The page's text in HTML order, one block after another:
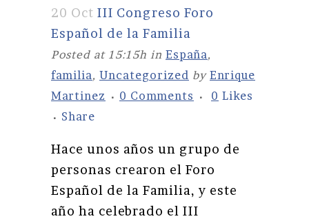
20 Oct III Congreso Foro
Español de la Familia
Posted at 15:15h in España,
familia, Uncategorized by Enrique
Martinez
0 Comments 0 Likes
Share
Hace unos años un grupo de
personas crearon el Foro
Español de la Familia, y este
año ha celebrado el III